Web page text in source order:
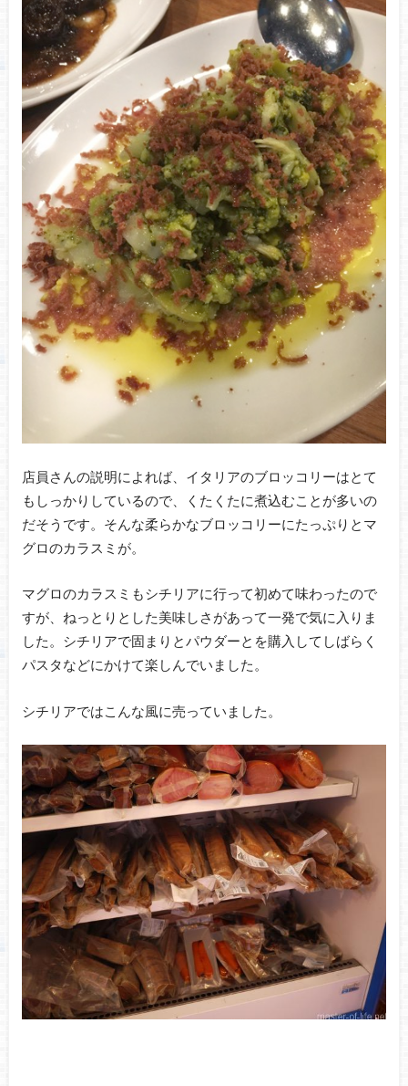
店員さんの説明によれば、イタリアのブロッコリーはとて
もしっかりしているので、くたくたに煮込むことが多いの
だそうです。そんな柔らかなブロッコリーにたっぷりとマ
グロのカラスミが。
マグロのカラスミもシチリアに行って初めて味わったので
すが、ねっとりとした美味しさがあって一発で気に入りま
した。シチリアで固まりとパウダーとを購入してしばらく
パスタなどにかけて楽しんでいました。
シチリアではこんな風に売っていました。